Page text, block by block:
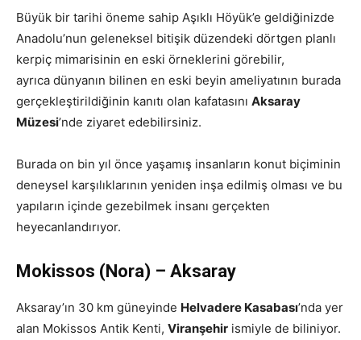
Büyük bir tarihi öneme sahip Aşıklı Höyük’e geldiğinizde
Anadolu’nun geleneksel bitişik düzendeki dörtgen planlı
kerpiç mimarisinin en eski örneklerini görebilir,
ayrıca dünyanın bilinen en eski beyin ameliyatının burada
gerçekleştirildiğinin kanıtı olan kafatasını Aksaray
Müzesi’nde ziyaret edebilirsiniz.
Burada on bin yıl önce yaşamış insanların konut biçiminin
deneysel karşılıklarının yeniden inşa edilmiş olması ve bu
yapıların içinde gezebilmek insanı gerçekten
heyecanlandırıyor.
Mokissos (Nora) – Aksaray
Aksaray’ın 30 km güneyinde Helvadere Kasabası’nda yer
alan Mokissos Antik Kenti, Viranşehir ismiyle de biliniyor.